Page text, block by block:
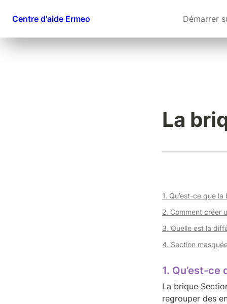
Centre d'aide Ermeo Démarrer
La
1. Qu’est-ce que
2. Comment créer
3. Quelle est la
4. Section
1. Qu’est-
La brique
regrouper des